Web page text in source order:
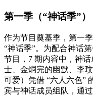
第一季（“神话季”）
作为节目奠基季，第一
“神话季”。为配合神话
节目，7 期内容中，神
士、金烔完的幽默、李
可爱）凭借 “六人六色”
宾与神话成员组队，通